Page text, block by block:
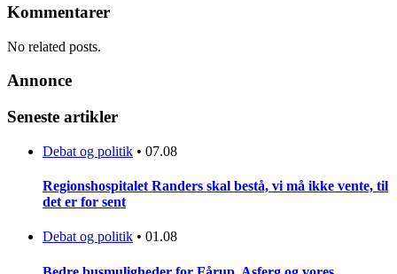
Kommentarer
No related posts.
Annonce
Seneste artikler
Debat og politik • 07.08
Regionshospitalet Randers skal bestå, vi må ikke vente, til
det er for sent
Debat og politik • 01.08